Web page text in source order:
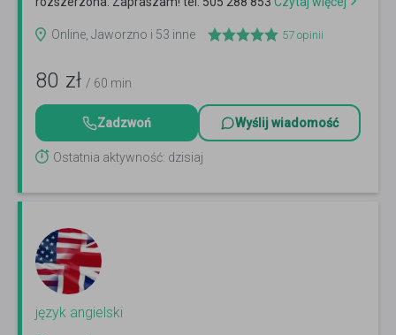
Online, Jaworzno i 53 inne 57 opinii
80 zł / 60 min
Zadzwoń Wyślij wiadomość
Ostatnia aktywność: dzisiaj
język angielski